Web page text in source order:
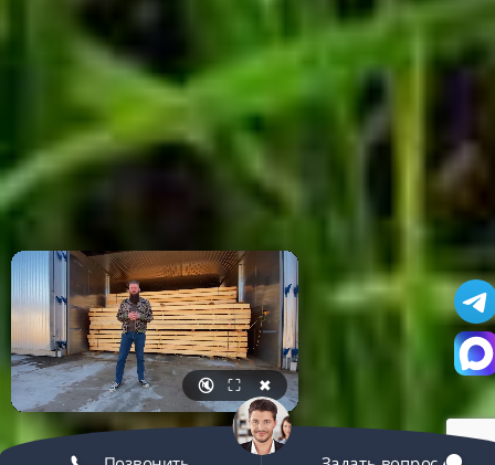
🔇 ⛶ ✖